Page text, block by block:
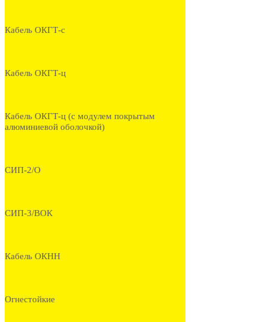
Кабель ОКГТ-с
Кабель ОКГТ-ц
Кабель ОКГТ-ц (с модулем покрытым
алюминиевой оболочкой)
СИП-2/О
СИП-3/ВОК
Кабель ОКНН
Огнестойкие